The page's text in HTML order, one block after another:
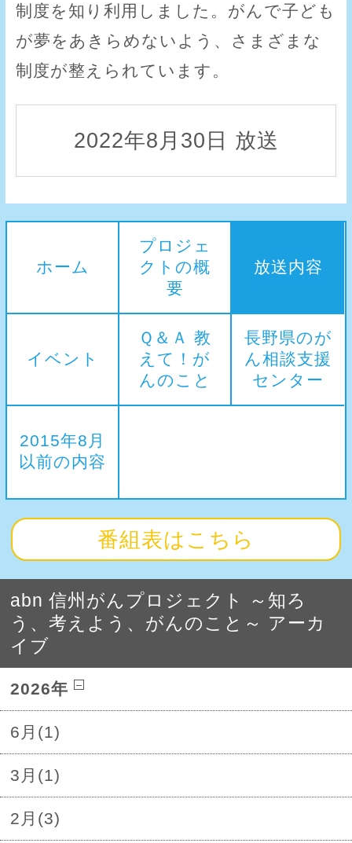
制度を知り利用しました。がんで子ども
が夢をあきらめないよう、さまざまな
制度が整えられています。
2022年8月30日 放送
ホーム
プロジェ
クトの概
要
放送内容
イベント
Ｑ＆Ａ 教
えて！が
んのこと
長野県のが
ん相談支援
センター
2015年8月
以前の内容
番組表はこちら
abn 信州がんプロジェクト ～知ろ
う、考えよう、がんのこと～ アーカ
イブ
2026年
6月(1)
3月(1)
2月(3)